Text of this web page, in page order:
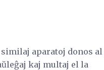
aparatoj donos al
kaj multaj el la